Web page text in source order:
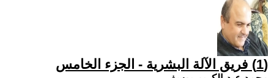
(1) فريق الآلة البشرية - الجزء الخامس